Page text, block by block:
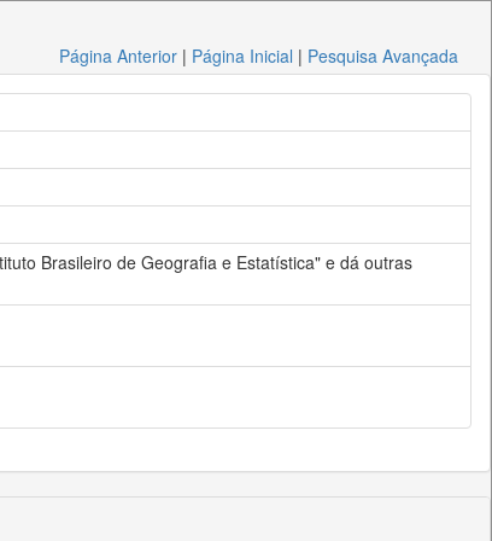
Página Anterior | Página Inicial | Pesquisa Avançada
Brasileiro de Geografia e Estatística" e dá outras